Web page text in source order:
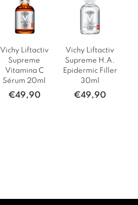
Vichy Liftactiv
Supreme
Vitamina C
Sérum 20ml
€49,90
Vichy Liftactiv
Supreme H.A.
Epidermic Filler
30ml
€49,90